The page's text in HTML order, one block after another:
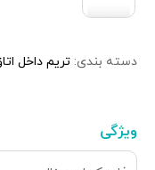
دسته بندی: تریم داخل
ویژگی